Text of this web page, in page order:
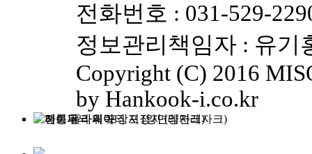
전화번호 : 031-529-
정보관리책임자 : 유기
Copyright (C) 2016
by Hankook-i.co.kr